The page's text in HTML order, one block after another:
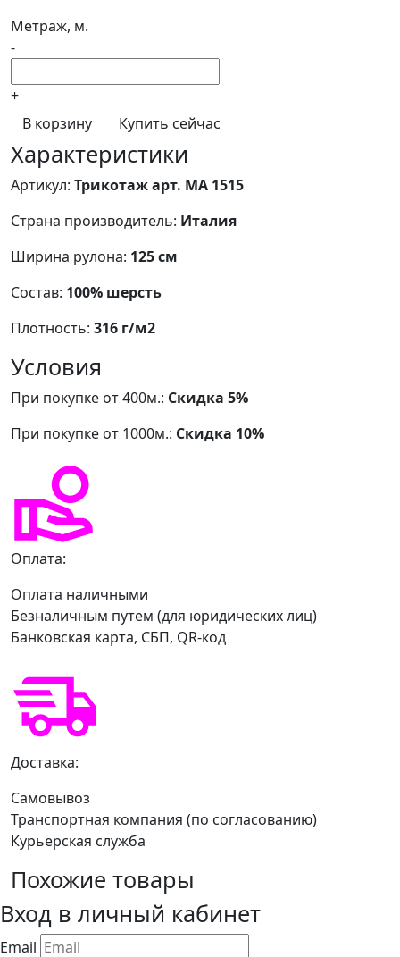
Метраж, м.
-
+
В корзину
Купить сейчас
Характеристики
Артикул: Трикотаж арт. МА 1515
Страна производитель: Италия
Ширина рулона: 125 см
Состав: 100% шерсть
Плотность: 316 г/м2
Условия
При покупке от 400м.: Скидка 5%
При покупке от 1000м.: Скидка 10%
Оплата:
Оплата наличными
Безналичным путем (для юридических лиц)
Банковская карта, СБП, QR-код
Доставка:
Самовывоз
Транспортная компания (по согласованию)
Курьерская служба
Похожие товары
Вход в личный кабинет
Email